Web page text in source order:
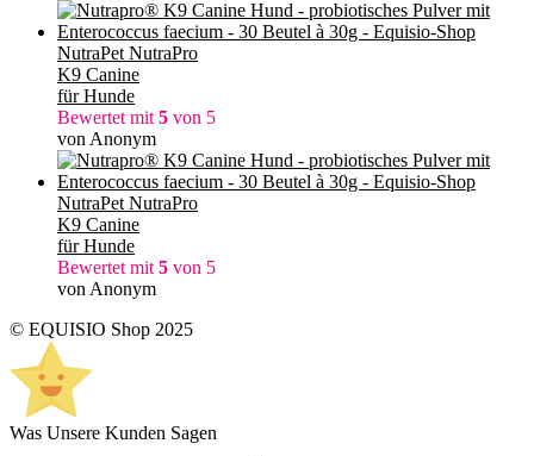
NutraPet NutraPro
K9 Canine
für Hunde
Bewertet mit 5 von 5
von Anonym
NutraPet NutraPro
K9 Canine
für Hunde
Bewertet mit 5 von 5
von Anonym
© EQUISIO Shop 2025
Was Unsere Kunden Sagen